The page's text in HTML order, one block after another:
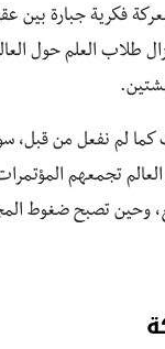
فكرية جبارة بين
طلاب العلم حول
لم نفعل من قبل،
تجمعهم
وحين تصبح ضغوط